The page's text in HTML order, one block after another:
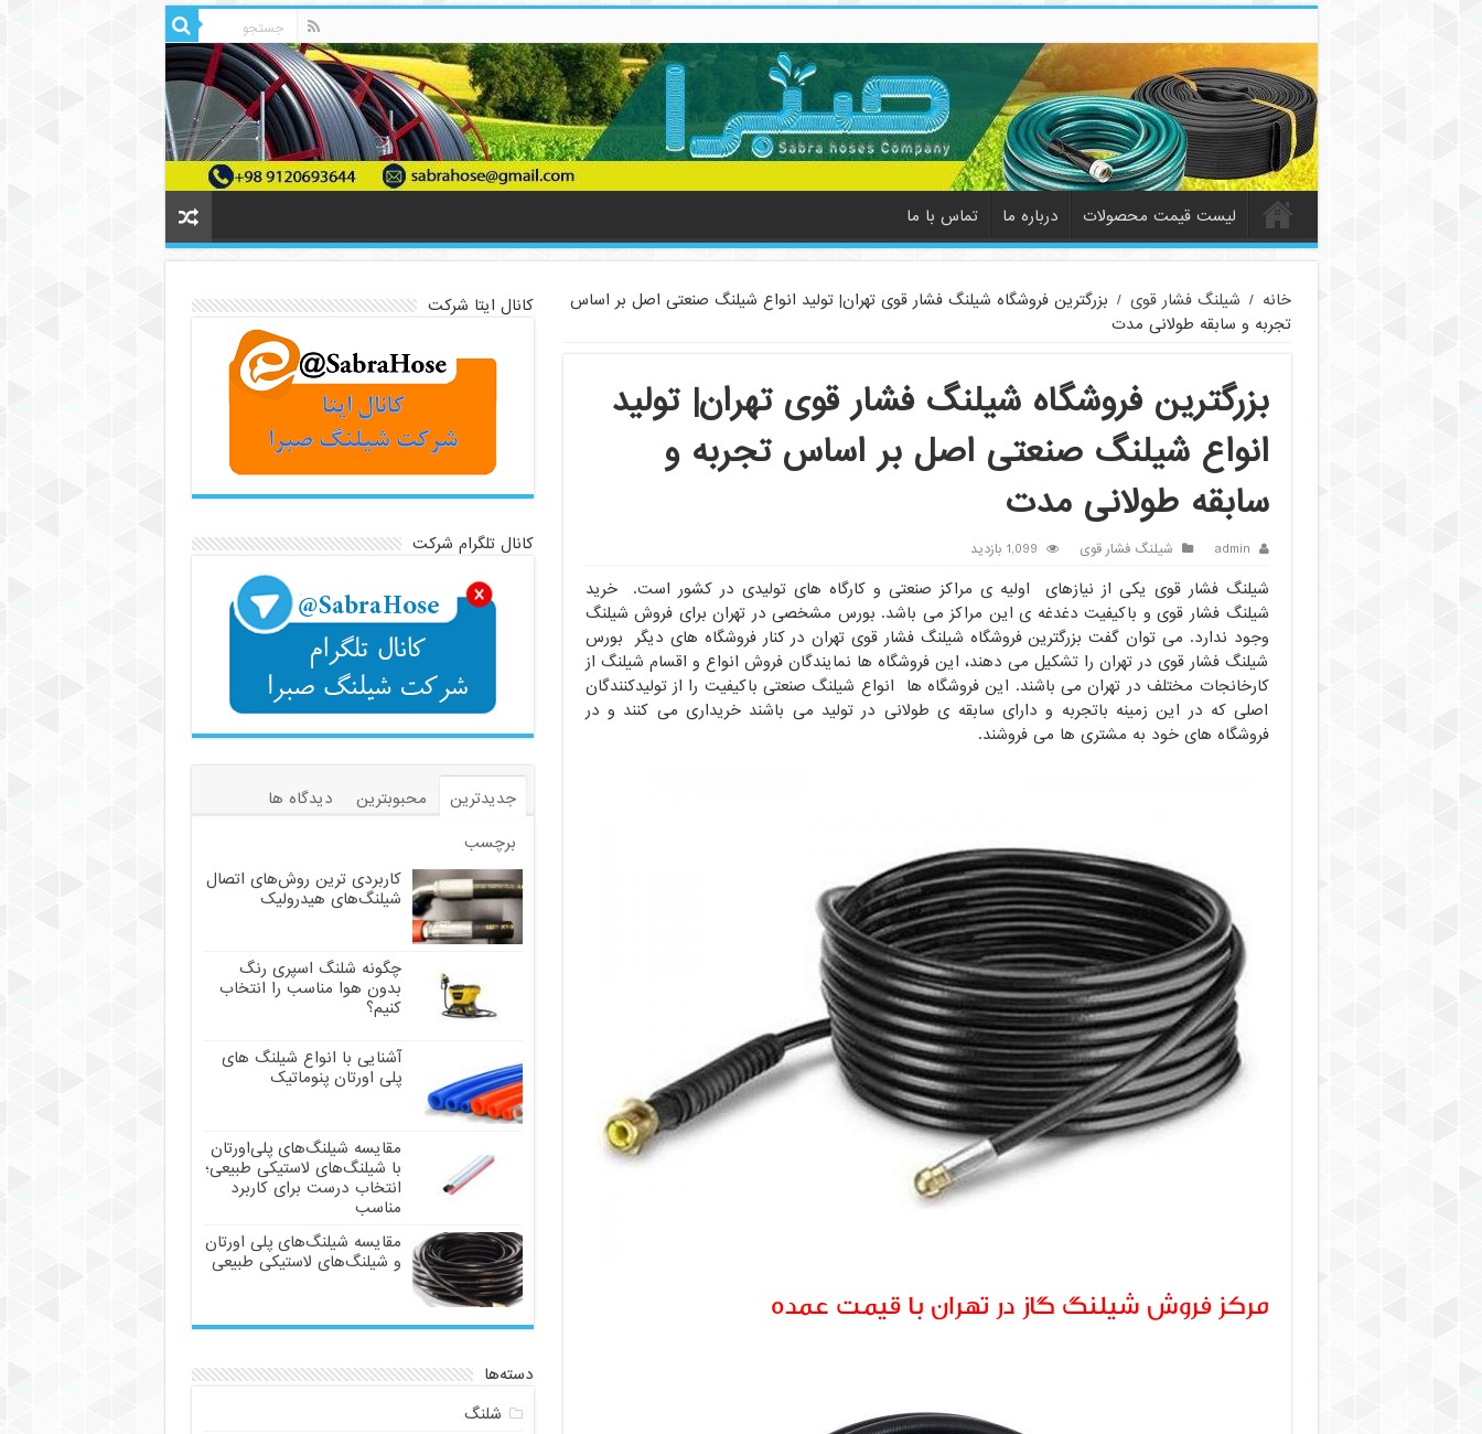
لیست قیمت محصولات درباره ما تماس با ما
خانه / شیلنگ فشار قوی / بزرگترین فروشگاه شیلنگ فشار قوی تهران| تولید انواع شیلنگ صنعتی اصل بر اساس
تجربه و سابقه طولانی مدت
بزرگترین فروشگاه شیلنگ فشار قوی تهران| تولید
انواع شیلنگ صنعتی اصل بر اساس تجربه و
سابقه طولانی مدت
admin شیلنگ فشار قوی 1,099 بازدید
شیلنگ فشار قوی یکی از نیازهای اولیه ی مراکز صنعتی و کارگاه های تولیدی در کشور است. خرید
شیلنگ فشار قوی و باکیفیت دغدغه ی این مراکز می باشد. بورس مشخصی در تهران برای فروش شیلنگ
وجود ندارد. می توان گفت بزرگترین فروشگاه شیلنگ فشار قوی تهران در کنار فروشگاه های دیگر بورس
شیلنگ فشار قوی در تهران را تشکیل می دهند، این فروشگاه ها نمایندگان فروش انواع و اقسام شیلنگ از
کارخانجات مختلف در تهران می باشند. این فروشگاه ها انواع شیلنگ صنعتی باکیفیت را از تولیدکنندگان
اصلی که در این زمینه باتجربه و دارای سابقه ی طولانی در تولید می باشند خریداری می کنند و در
فروشگاه های خود به مشتری ها می فروشند.
مرکز فروش شیلنگ گاز در تهران با قیمت عمده
کانال ایتا شرکت
کانال تلگرام شرکت
جدیدترین محبوبترین
دیدگاه ها
برچسب
کاربردی ترین روش‌های اتصال
شیلنگ‌های هیدرولیک
چگونه شلنگ اسپری رنگ
بدون هوا مناسب را انتخاب
کنیم؟
آشنایی با انواع شیلنگ های
پلی اورتان پنوماتیک
مقایسه شیلنگ‌های پلی‌اورتان
با شیلنگ‌های لاستیکی طبیعی؛
انتخاب درست برای کاربرد
مناسب
مقایسه شیلنگ‌های پلی اورتان
و شیلنگ‌های لاستیکی طبیعی
دسته‌ها
شلنگ